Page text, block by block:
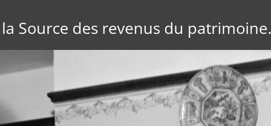
Source des revenus du patrimoine.